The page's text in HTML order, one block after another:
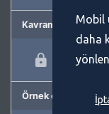
Kavram önerme
Örnek cümleler
Mobil
daha